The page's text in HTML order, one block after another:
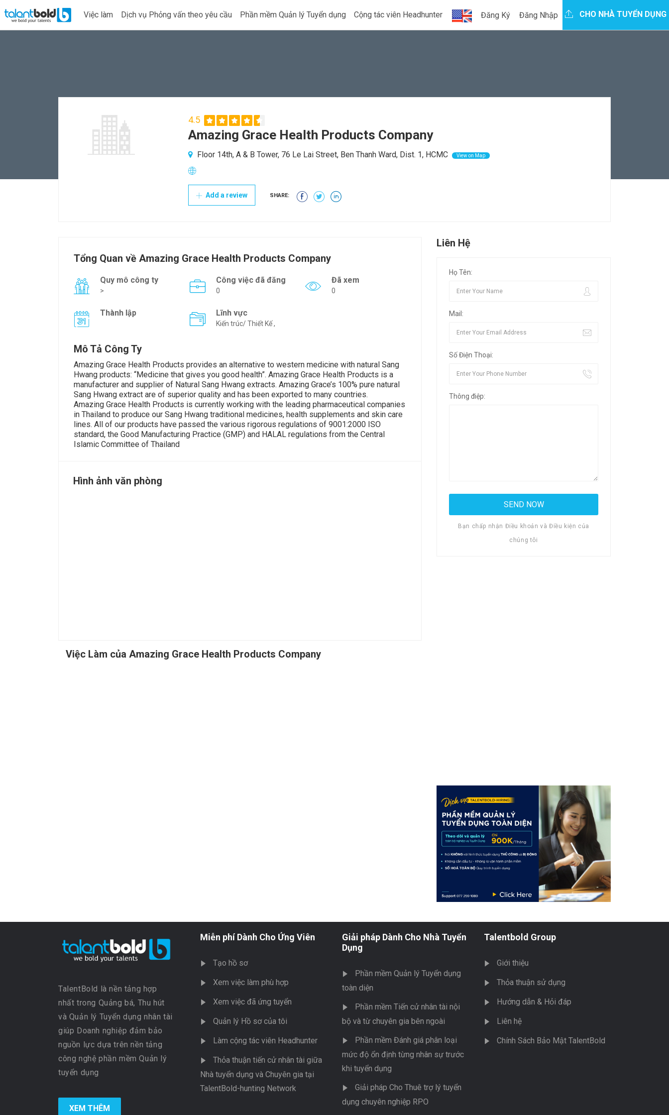
Việc làm Dịch vụ Phỏng vấn theo yêu cầu Phần mềm Quản lý Tuyển dụng Cộng tác viên Headhunter Đăng Ký Đăng Nhập CHO NHÀ TUYỂN DỤNG
4.5
Amazing Grace Health Products Company
Floor 14th, A & B Tower, 76 Le Lai Street, Ben Thanh Ward, Dist. 1, HCMC View on Map
Add a review SHARE:
Tổng Quan về Amazing Grace Health Products Company
Quy mô công ty
>
Công việc đã đăng
0
Đã xem
0
Thành lập Lĩnh vực
Kiến trúc/ Thiết Kế ,
Mô Tả Công Ty
Amazing Grace Health Products provides an alternative to western medicine with natural Sang
Hwang products: “Medicine that gives you good health”. Amazing Grace Health Products is a
manufacturer and supplier of Natural Sang Hwang extracts. Amazing Grace’s 100% pure natural
Sang Hwang extract are of superior quality and has been exported to many countries.
Amazing Grace Health Products is currently working with the leading pharmaceutical companies
in Thailand to produce our Sang Hwang traditional medicines, health supplements and skin care
lines. All of our products have passed the various rigorous regulations of 9001:2000 ISO
standard, the Good Manufacturing Practice (GMP) and HALAL regulations from the Central
Islamic Committee of Thailand
Hình ảnh văn phòng
Việc Làm của Amazing Grace Health Products Company
Liên Hệ
Họ Tên:
Mail:
Số Điện Thoại:
Thông điệp:
Bạn chấp nhận Điều khoản và Điều kiện của
chúng tôi
TalentBold là nền tảng hợp
nhất trong Quảng bá, Thu hút
và Quản lý Tuyển dụng nhân tài
giúp Doanh nghiệp đảm bảo
nguồn lực dựa trên nền tảng
công nghệ phần mềm Quản lý
tuyển dụng
XEM THÊM
Miễn phí Dành Cho Ứng Viên
Tạo hồ sơ
Xem việc làm phù hợp
Xem việc đã ứng tuyển
Quản lý Hồ sơ của tôi
Làm cộng tác viên Headhunter
Thỏa thuận tiến cử nhân tài giữa
Nhà tuyển dụng và Chuyên gia tại
TalentBold-hunting Network
Giải pháp Dành Cho Nhà Tuyển
Dụng
Phần mềm Quản lý Tuyển dụng
toàn diện
Phần mềm Tiến cử nhân tài nội
bộ và từ chuyên gia bên ngoài
Phần mềm Đánh giá phân loại
mức độ ổn định từng nhân sự trước
khi tuyển dụng
Giải pháp Cho Thuê trợ lý tuyển
dụng chuyên nghiệp RPO
Talentbold Group
Giới thiệu
Thỏa thuận sử dụng
Hướng dẫn & Hỏi đáp
Liên hệ
Chính Sách Bảo Mật TalentBold